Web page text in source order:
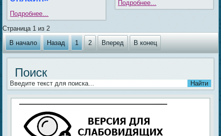
Подробнее...
Подробнее...
Страница 1 из 2
В начало
Назад 1 2 Вперед В конец
Поиск